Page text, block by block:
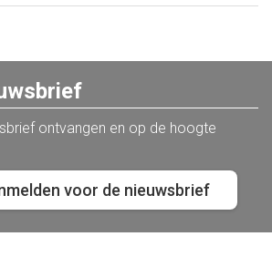
ontvangen en op de hoogte
voor de nieuwsbrief